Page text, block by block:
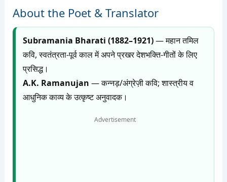
About the Poet & Translator
Subramania Bharati (1882–1921)— महान तमिल
कवि, स्वतंत्रता-पूर्व काल में अपने प्रखर देशभक्ति-गीतों के लिए
प्रसिद्ध।
A.K. Ramanujan — कन्नड़/अंग्रेज़ी कवि; शास्त्रीय व
आधुनिक काव्य के उत्कृष्ट अनुवादक।
Advertisement